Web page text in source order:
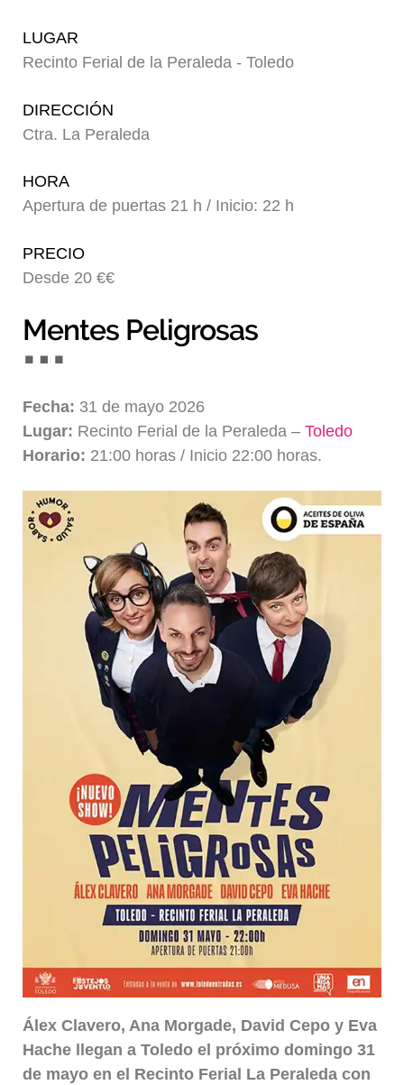
LUGAR
Recinto Ferial de la Peraleda - Toledo
DIRECCIÓN
Ctra. La Peraleda
HORA
Apertura de puertas 21 h / Inicio: 22 h
PRECIO
Desde 20 €€
Mentes Peligrosas
Fecha: 31 de mayo 2026
Lugar: Recinto Ferial de la Peraleda –Toledo
Horario: 21:00 horas / Inicio 22:00 horas.
Álex Clavero, Ana Morgade, David Cepo y Eva
Hache llegan a Toledo el próximo domingo 31
de mayo en el Recinto Ferial La Peraleda con